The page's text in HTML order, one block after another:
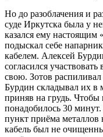
Но до разоблачения и
суде Иркутска была у
казался ему настоящим
подыскал себе
кабелем. Алексей
согласился
свою. Зотов
Бурдин складывал их в
приняв на грудь. Чтобы
понадобилось 30
пункт приёма металлов
кабель был не